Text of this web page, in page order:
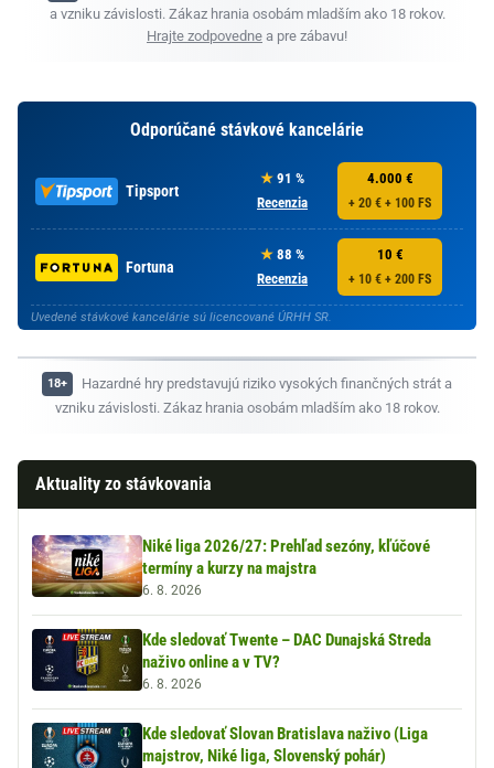
a vzniku závislosti. Zákaz hrania osobám mladším ako 18 rokov.
Hrajte zodpovedne a pre zábavu!
Odporúčané stávkové kancelárie
Tipsport
91 %
Recenzia
4.000 €
+ 20 € + 100 FS
Fortuna
88 %
Recenzia
10 €
+ 10 € + 200 FS
Uvedené stávkové kancelárie sú licencované ÚRHH SR.
Hazardné hry predstavujú riziko vysokých finančných strát a
vzniku závislosti. Zákaz hrania osobám mladším ako 18 rokov.
Aktuality zo stávkovania
Niké liga 2026/27: Prehľad sezóny, kľúčové
termíny a kurzy na majstra
6. 8. 2026
Kde sledovať Twente – DAC Dunajská Streda
naživo online a v TV?
6. 8. 2026
Kde sledovať Slovan Bratislava naživo (Liga
majstrov, Niké liga, Slovenský pohár)